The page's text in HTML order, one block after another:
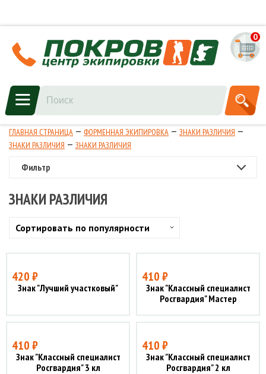
0
ГЛАВНАЯ СТРАНИЦА ФОРМЕННАЯ ЭКИПИРОВКА
ЗНАКИ РАЗЛИЧИЯ
ЗНАКИ РАЗЛИЧИЯ
ЗНАКИ РАЗЛИЧИЯ
Фильтр
ЗНАКИ РАЗЛИЧИЯ
Сортировать по популярности
420 ₽
Знак "Лучший участковый"
410 ₽
Знак "Классный специалист
Росгвардия" Мастер
410 ₽
Знак "Классный специалист
Росгвардия" 3 кл
410 ₽
Знак "Классный специалист
Росгвардия" 2 кл